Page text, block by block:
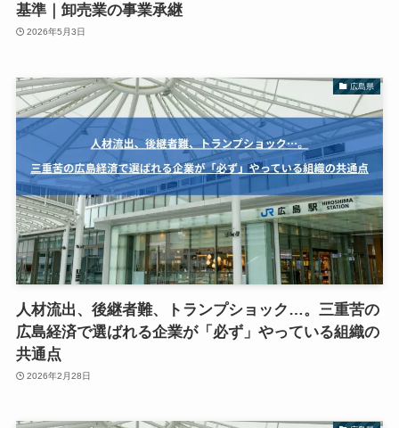
基準｜卸売業の事業承継
2026年5月3日
広島県
人材流出、後継者難、トランプショック…。三重苦の
広島経済で選ばれる企業が「必ず」やっている組織の
共通点
2026年2月28日